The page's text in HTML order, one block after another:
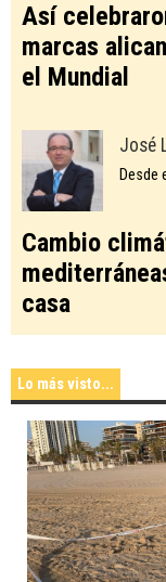
Así
marcas
el Mundial
José
Desde
Cambio
casa
Lo más visto...